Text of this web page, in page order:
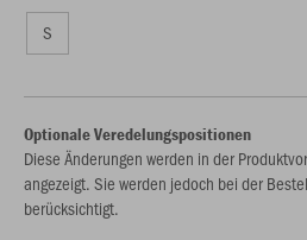
S
Optionale Veredelungspositionen
Diese Änderungen werden in der
angezeigt. Sie werden jedoch bei der
berücksichtigt.